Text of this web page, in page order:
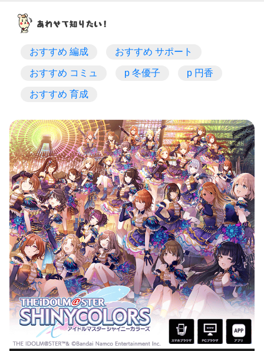
おすすめ 編成 おすすめ サポート
おすすめ コミュ p 冬優子 p 円香
おすすめ 育成